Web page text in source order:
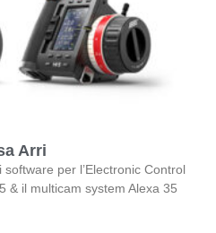
Arri
per l’Electronic Control
& il multicam system Alexa 35